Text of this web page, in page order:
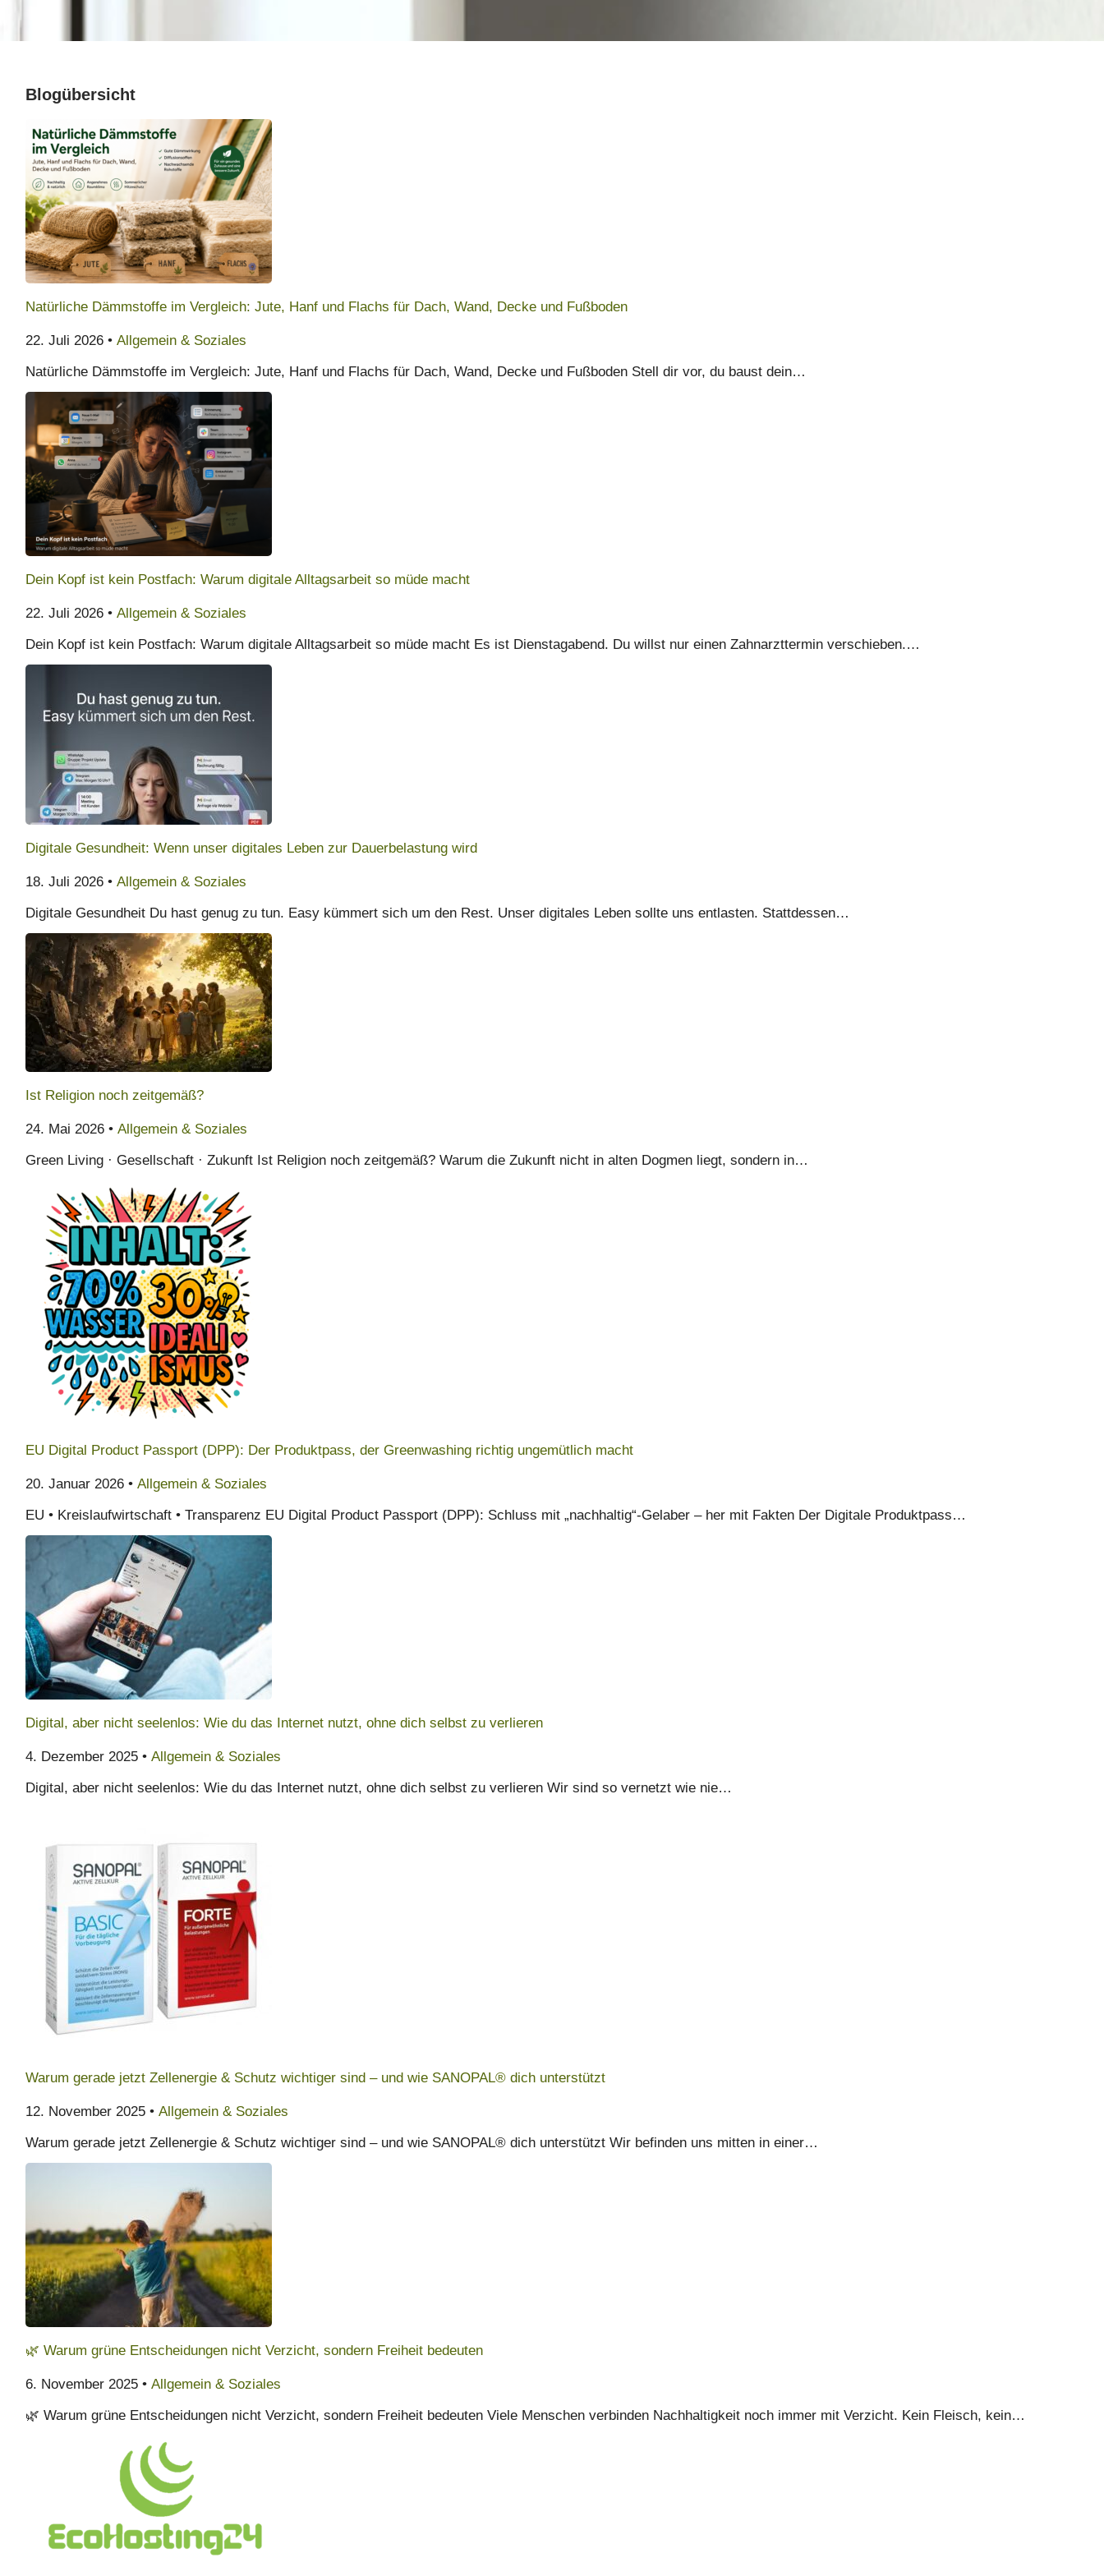
Blogübersicht
Natürliche Dämmstoffe im Vergleich: Jute, Hanf und Flachs für Dach, Wand, Decke und Fußboden
22. Juli 2026 • Allgemein & Soziales
Natürliche Dämmstoffe im Vergleich: Jute, Hanf und Flachs für Dach, Wand, Decke und Fußboden Stell dir vor, du baust dein…
Dein Kopf ist kein Postfach: Warum digitale Alltagsarbeit so müde macht
22. Juli 2026 • Allgemein & Soziales
Dein Kopf ist kein Postfach: Warum digitale Alltagsarbeit so müde macht Es ist Dienstagabend. Du willst nur einen Zahnarzttermin verschieben.…
Digitale Gesundheit: Wenn unser digitales Leben zur Dauerbelastung wird
18. Juli 2026 • Allgemein & Soziales
Digitale Gesundheit Du hast genug zu tun. Easy kümmert sich um den Rest. Unser digitales Leben sollte uns entlasten. Stattdessen…
Ist Religion noch zeitgemäß?
24. Mai 2026 • Allgemein & Soziales
Green Living · Gesellschaft · Zukunft Ist Religion noch zeitgemäß? Warum die Zukunft nicht in alten Dogmen liegt, sondern in…
EU Digital Product Passport (DPP): Der Produktpass, der Greenwashing richtig ungemütlich macht
20. Januar 2026 • Allgemein & Soziales
EU • Kreislaufwirtschaft • Transparenz EU Digital Product Passport (DPP): Schluss mit „nachhaltig“-Gelaber – her mit Fakten Der Digitale Produktpass…
Digital, aber nicht seelenlos: Wie du das Internet nutzt, ohne dich selbst zu verlieren
4. Dezember 2025 • Allgemein & Soziales
Digital, aber nicht seelenlos: Wie du das Internet nutzt, ohne dich selbst zu verlieren Wir sind so vernetzt wie nie…
Warum gerade jetzt Zellenergie & Schutz wichtiger sind – und wie SANOPAL® dich unterstützt
12. November 2025 • Allgemein & Soziales
Warum gerade jetzt Zellenergie & Schutz wichtiger sind – und wie SANOPAL® dich unterstützt Wir befinden uns mitten in einer…
🌿 Warum grüne Entscheidungen nicht Verzicht, sondern Freiheit bedeuten
6. November 2025 • Allgemein & Soziales
🌿 Warum grüne Entscheidungen nicht Verzicht, sondern Freiheit bedeuten Viele Menschen verbinden Nachhaltigkeit noch immer mit Verzicht. Kein Fleisch, kein…